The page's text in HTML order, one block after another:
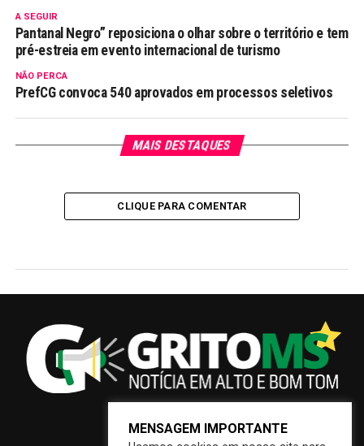
A SEGUIR
Pantanal Negro” reposiciona o olhar sobre o território e tem
pré-estreia em evento internacional de turismo
NÃO PERCA
PrefCG convoca 540 aprovados em processos seletivos
MAIS DESTAQUES
CLIQUE PARA COMENTAR
MENSAGEM IMPORTANTE